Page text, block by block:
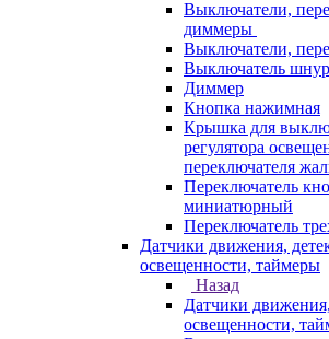
Выключатели,
диммеры
Выключатели,
Выключатель
Диммер
Кнопка нажимная
Крышка для
регулятора
переключателя
Переключатель
миниатюрный
Переключатель
Датчики движения,
освещенности, таймеры
Назад
Датчики
освещенности,